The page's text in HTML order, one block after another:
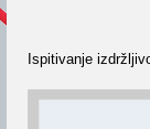
Ispitivanje